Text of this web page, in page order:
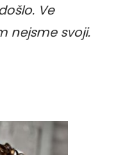
Ve
nejsme svoji.